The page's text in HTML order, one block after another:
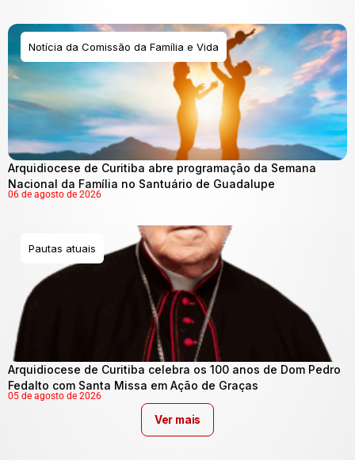
Notícia da Comissão da Família e Vida
Arquidiocese de Curitiba abre programação da Semana
Nacional da Família no Santuário de Guadalupe
06 de agosto de 2026
Pautas atuais
Arquidiocese de Curitiba celebra os 100 anos de Dom Pedro
Fedalto com Santa Missa em Ação de Graças
05 de agosto de 2026
Ver mais